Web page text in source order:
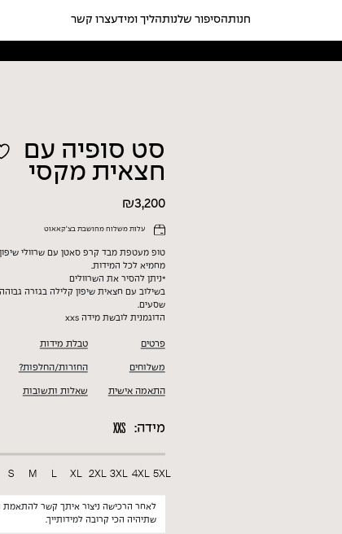
חנותהסיפור שלנותהליך ומידעצרו קשר
סט סופיה עם
חצאית מקסי
₪3,200
עלות משלוח מחושבת בצ'קאאוט
טופ מעטפת מבד קרפ סאטן עם שרוולי
מחמיא לכל המידות.
*ניתן להסיר את השרוולים
בשילוב עם חצאית שיפון קלילה בגזרה
שסעים.
הדוגמנית לובשת מידה xxs
פרטים טבלת מידות
משלוחים החזרות/החלפות?
התאמה אישית שאלות ותשובות
מידה:
S M L XL 2XL 3XL 4XL 5XL
לאחר הרכישה ניצור איתך קשר
שתיהיה הכי קרובה למידותייך.